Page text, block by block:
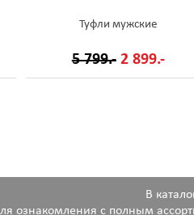
Туфли мужские
5 799.- 2 899.-
В
ознакомления с полным